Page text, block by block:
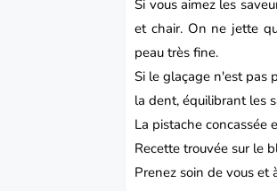
Si vous aimez les
et chair. On ne jette
peau très fine.
Si le glaçage n'est pas
la dent, équilibrant les
La pistache concassée
Recette trouvée sur le
Prenez soin de vous et